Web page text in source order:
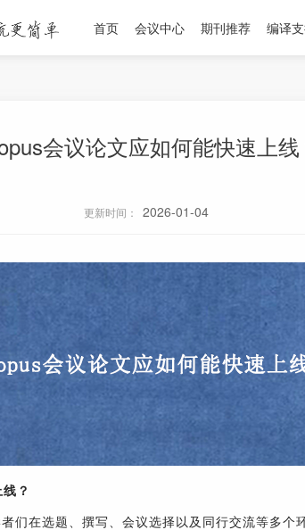
首页 会议中心 期刊推荐 编译
会议论文应如何能快速上线
更新时间： 2026-01-04
？
们在选题、撰写、会议选择以及同行交流等多个